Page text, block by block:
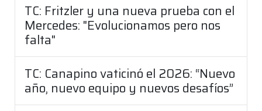
TC: Fritzler y una nueva prueba con el
Mercedes: "Evolucionamos pero nos
falta"
TC: Canapino vaticinó el 2026: “Nuevo
año, nuevo equipo y nuevos desafíos”